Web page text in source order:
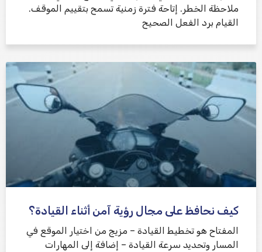
ملاحظة الخطر. إتاحة فترة زمنية تسمح بتقييم الموقف.
القيام برد الفعل الصحيح
كيف نحافظ على مجال رؤية آمن أثناء القيادة؟
المفتاح هو تخطيط القيادة – مزيج من اختيار الموقع في
المسار وتحديد سرعة القيادة – إضافة إلى المهارات